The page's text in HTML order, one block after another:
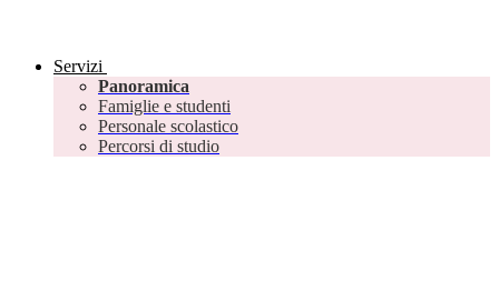
Servizi
Panoramica
Famiglie e studenti
Personale scolastico
Percorsi di studio